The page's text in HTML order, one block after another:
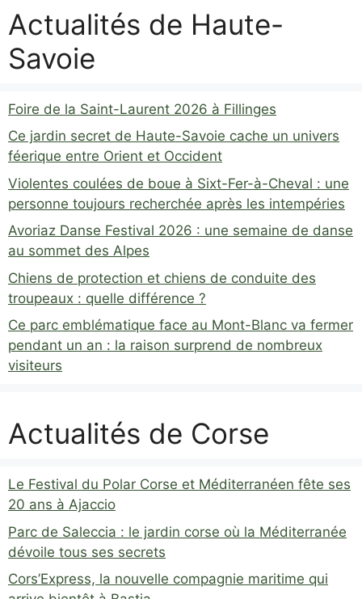
Actualités de Haute-
Savoie
Foire de la Saint-Laurent 2026 à Fillinges
Ce jardin secret de Haute-Savoie cache un univers
féerique entre Orient et Occident
Violentes coulées de boue à Sixt-Fer-à-Cheval : une
personne toujours recherchée après les intempéries
Avoriaz Danse Festival 2026 : une semaine de danse
au sommet des Alpes
Chiens de protection et chiens de conduite des
troupeaux : quelle différence ?
Ce parc emblématique face au Mont-Blanc va fermer
pendant un an : la raison surprend de nombreux
visiteurs
Actualités de Corse
Le Festival du Polar Corse et Méditerranéen fête ses
20 ans à Ajaccio
Parc de Saleccia : le jardin corse où la Méditerranée
dévoile tous ses secrets
Cors’Express, la nouvelle compagnie maritime qui